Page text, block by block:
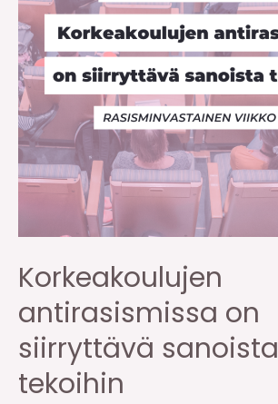
Korkeakoulujen
antirasismissa on
siirryttävä sanoista
tekoihin